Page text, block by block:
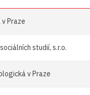
Praze
studií, s.r.o.
v Praze